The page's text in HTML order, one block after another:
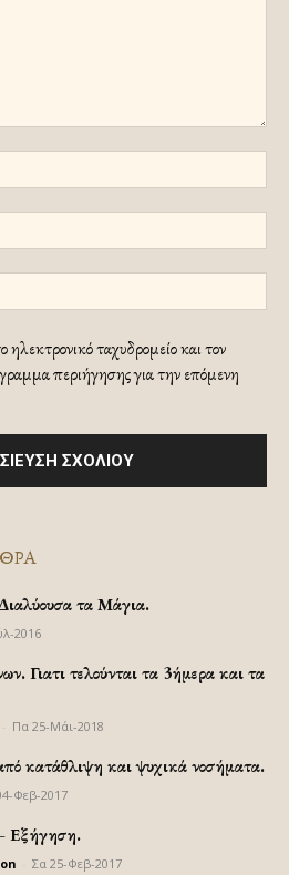
ταχυδρομείο και τον
περιήγησης για την επόμενη
τα Μάγια.
2016
Γιατι τελούνται τα 3ήμερα και τα
Πα 25-Μάι-2018
κατάθλιψη και ψυχικά νοσήματα.
Φεβ-2017
Εξήγηση.
Σα 25-Φεβ-2017